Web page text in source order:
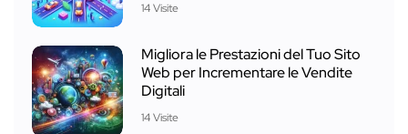
14 Visite
Migliora le Prestazioni del Tuo Sito
Web per Incrementare le Vendite
Digitali
14 Visite